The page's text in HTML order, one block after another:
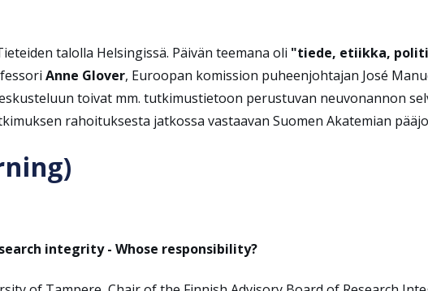
talolla Helsingissä. Päivän teemana oli "tiede, etiikka,
Anne Glover, Euroopan komission puheenjohtajan José
toivat mm. tutkimustietoon perustuvan neuvonannon
rahoituksesta jatkossa vastaavan Suomen Akatemian
integrity - Whose responsibility?